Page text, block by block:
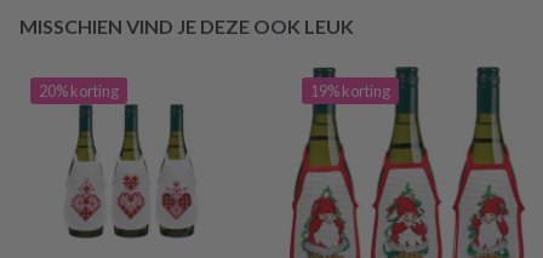
MISSCHIEN VIND JE DEZE OOK LEUK
20% korting 19% korting